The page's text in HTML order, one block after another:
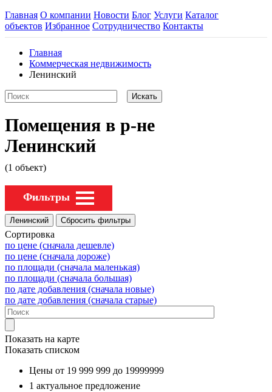
Главная О компании Новости Блог Услуги Каталог
объектов Избранное Сотрудничество Контакты
Главная
Коммерческая недвижимость
Ленинский
Помещения в р-не
Ленинский
(1 объект)
Фильтры
Сортировка
по цене (сначала дешевле)
по цене (сначала дороже)
по площади (сначала маленькая)
по площади (сначала большая)
по дате добавления (сначала новые)
по дате добавления (сначала старые)
Показать на карте
Показать списком
Цены от 19 999 999 до 19999999
1 актуальное предложение